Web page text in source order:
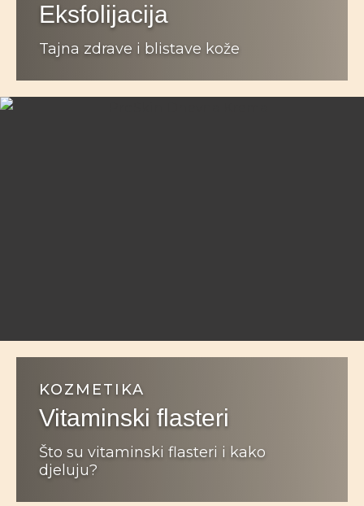
Eksfolijacija
Tajna zdrave i blistave kože
KOZMETIKA
Vitaminski flasteri
Što su vitaminski flasteri i kako
djeluju?